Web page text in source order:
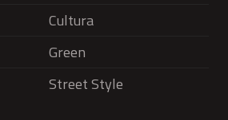
Cultura
Green
Street Style